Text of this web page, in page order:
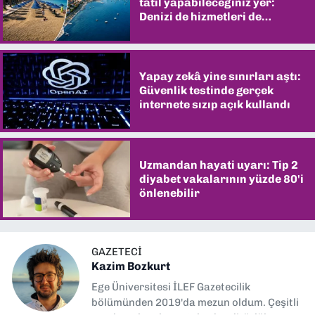
Denizi de hizmetleri de
Yapay zekâ yine sınırları aştı:
Güvenlik testinde gerçek
internete sızıp açık kullandı
Uzmandan hayati uyarı: Tip 2
diyabet vakalarının yüzde 80'i
önlenebilir
GAZETECI
Kazim Bozkurt
Ege Üniversitesi İLEF Gazetecilik
bölümünden 2019'da mezun oldum. Çeşitli